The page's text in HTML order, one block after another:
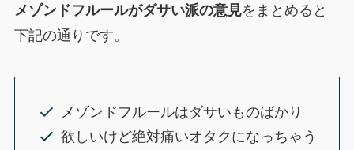
メゾンドフルールがダサい派の意見をまとめると
下記の通りです。
メゾンドフルールはダサいものばかり
欲しいけど絶対痛いオタクになっちゃう